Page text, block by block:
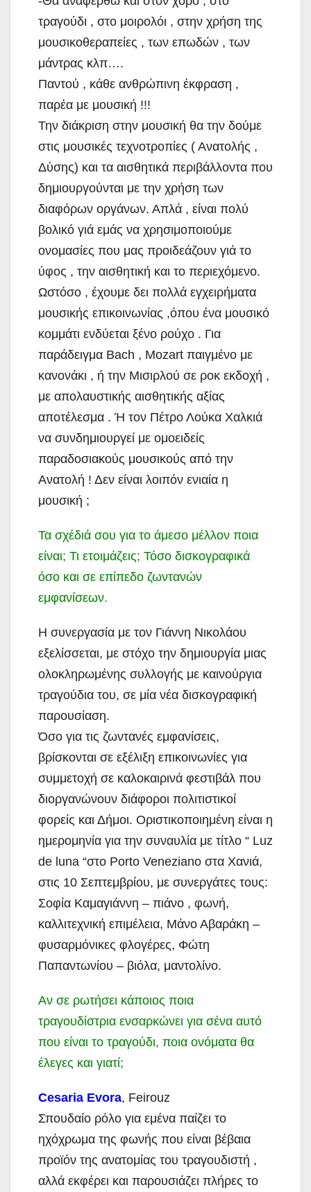
τραγούδι , στο μοιρολόι , στην χρήση της
μουσικοθεραπείες , των επωδών , των
μάντρας κλπ….
Παντού , κάθε ανθρώπινη έκφραση ,
παρέα με μουσική !!!
Την διάκριση στην μουσική θα την δούμε
στις μουσικές τεχνοτροπίες ( Ανατολής ,
Δύσης) και τα αισθητικά περιβάλλοντα που
δημιουργούνται με την χρήση των
διαφόρων οργάνων. Απλά , είναι πολύ
βολικό γιά εμάς να χρησιμοποιούμε
ονομασίες που μας προιδεάζουν γιά το
ύφος , την αισθητική και το περιεχόμενο.
Ωστόσο , έχουμε δει πολλά εγχειρήματα
μουσικής επικοινωνίας ,όπου ένα μουσικό
κομμάτι ενδύεται ξένο ρούχο . Για
παράδειγμα Bach , Mozart παιγμένο με
κανονάκι , ή την Μισιρλού σε ροκ εκδοχή ,
με απολαυστικής αισθητικής αξίας
αποτέλεσμα . Ή τον Πέτρο Λούκα Χαλκιά
να συνδημιουργεί με ομοειδείς
παραδοσιακούς μουσικούς από την
Ανατολή ! Δεν είναι λοιπόν ενιαία η
μουσική ;
Τα σχέδιά σου για το άμεσο μέλλον ποια
είναι; Τι ετοιμάζεις; Τόσο δισκογραφικά
όσο και σε επίπεδο ζωντανών
εμφανίσεων.
Η συνεργασία με τον Γιάννη Νικολάου
εξελίσσεται, με στόχο την δημιουργία μιας
ολοκληρωμένης συλλογής με καινούργια
τραγούδια του, σε μία νέα δισκογραφική
παρουσίαση.
Όσο για τις ζωντανές εμφανίσεις,
βρίσκονται σε εξέλιξη επικοινωνίες για
συμμετοχή σε καλοκαιρινά φεστιβάλ που
διοργανώνουν διάφοροι πολιτιστικοί
φορείς και Δήμοι. Οριστικοποιημένη είναι η
ημερομηνία για την συναυλία με τίτλο “ Luz
de luna “στο Porto Veneziano στα Χανιά,
στις 10 Σεπτεμβρίου, με συνεργάτες τους:
Σοφία Καμαγιάννη – πιάνο , φωνή,
καλλιτεχνική επιμέλεια, Μάνο Αβαράκη –
φυσαρμόνικες φλογέρες, Φώτη
Παπαντωνίου – βιόλα, μαντολίνο.
Αν σε ρωτήσει κάποιος ποια
τραγουδίστρια ενσαρκώνει για σένα αυτό
που είναι το τραγούδι, ποια ονόματα θα
έλεγες και γιατί;
Cesaria Evora, Feirouz
Σπουδαίο ρόλο για εμένα παίζει το
ηχόχρωμα της φωνής που είναι βέβαια
προϊόν της ανατομίας του τραγουδιστή ,
αλλά εκφέρει και παρουσιάζει πλήρες το